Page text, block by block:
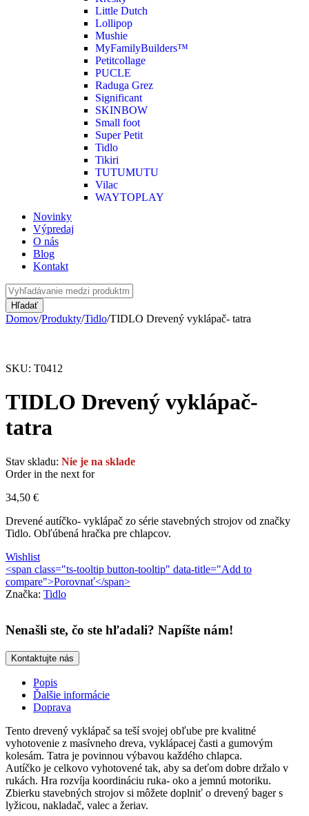
Little Dutch
Lollipop
Mushie
MyFamilyBuilders™
Petitcollage
PUCLE
Raduga Grez
Significant
SKINBOW
Small foot
Super Petit
Tidlo
Tikiri
TUTUMUTU
Vilac
WAYTOPLAY
Novinky
Výpredaj
O nás
Blog
Kontakt
Domov/Produkty/Tidlo/TIDLO Drevený vyklápač- tatra
SKU: T0412
TIDLO Drevený vyklápač-
tatra
Stav skladu: Nie je na sklade
Order in the next for
34,50 €
Drevené autíčko- vyklápač zo série stavebných strojov od značky
Tidlo. Obľúbená hračka pre chlapcov.
Wishlist
<span class="ts-tooltip button-tooltip" data-title="Add to
compare">Porovnať</span>
Značka: Tidlo
Nenašli ste, čo ste hľadali? Napíšte nám!
Kontaktujte nás
Popis
Ďalšie informácie
Doprava
Tento drevený vyklápač sa teší svojej obľube pre kvalitné
vyhotovenie z masívneho dreva, vyklápacej časti a gumovým
kolesám. Tatra je povinnou výbavou každého chlapca.
Autíčko je celkovo vyhotovené tak, aby sa deťom dobre držalo v
rukách. Hra rozvíja koordináciu ruka- oko a jemnú motoriku.
Zbierku stavebných strojov si môžete doplniť o drevený bager s
lyžicou, nakladač, valec a žeriav.